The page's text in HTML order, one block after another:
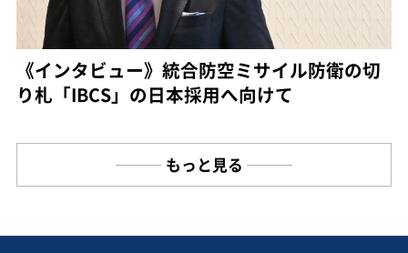
《インタビュー》統合防空ミサイル防衛の切
り札「IBCS」の日本採用へ向けて
もっと見る